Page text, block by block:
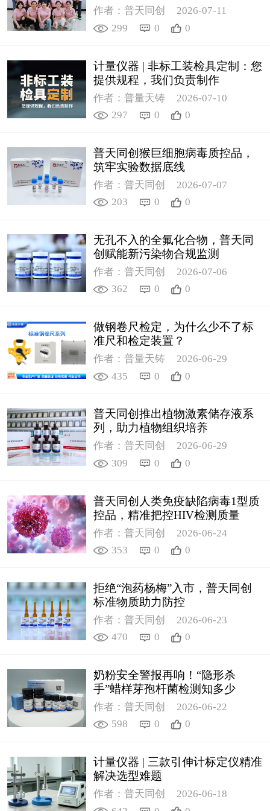
作者：普天同创
2026-07-11
299
0 0
计量仪器 | 非标工装检具定制：您
提供规程，我们负责制作
作者：普量天铸
2026-07-10
297
0 0
普天同创猴巨细胞病毒质控品，
筑牢实验数据底线
作者：普天同创
2026-07-07
203
0 0
无孔不入的全氟化合物，普天同
创赋能新污染物合规监测
作者：普天同创
2026-07-06
362
0 0
做钢卷尺检定，为什么少不了标
准尺和检定装置？
作者：普量天铸
2026-06-29
435
0 0
普天同创推出植物激素储存液系
列，助力植物组织培养
作者：普天同创
2026-06-29
309
0 0
普天同创人类免疫缺陷病毒1型质
控品，精准把控HIV检测质量
作者：普天同创
2026-06-24
353
0 0
拒绝“泡药杨梅”入市，普天同创
标准物质助力防控
作者：普天同创
2026-06-23
470
0 0
奶粉安全警报再响！“隐形杀
手”蜡样芽孢杆菌检测知多少
作者：普天同创
2026-06-22
598
0 0
计量仪器 | 三款引伸计标定仪精准
解决选型难题
作者：普天同创
2026-06-18